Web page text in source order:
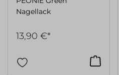
Nagellack
13,90 €*